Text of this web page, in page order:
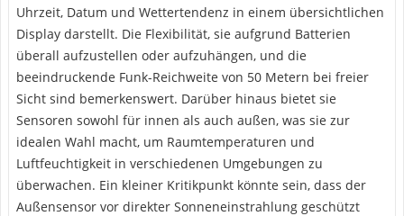
Uhrzeit, Datum und Wettertendenz in einem übersichtlichen
Display darstellt. Die Flexibilität, sie aufgrund Batterien
überall aufzustellen oder aufzuhängen, und die
beeindruckende Funk-Reichweite von 50 Metern bei freier
Sicht sind bemerkenswert. Darüber hinaus bietet sie
Sensoren sowohl für innen als auch außen, was sie zur
idealen Wahl macht, um Raumtemperaturen und
Luftfeuchtigkeit in verschiedenen Umgebungen zu
überwachen. Ein kleiner Kritikpunkt könnte sein, dass der
Außensensor vor direkter Sonneneinstrahlung geschützt